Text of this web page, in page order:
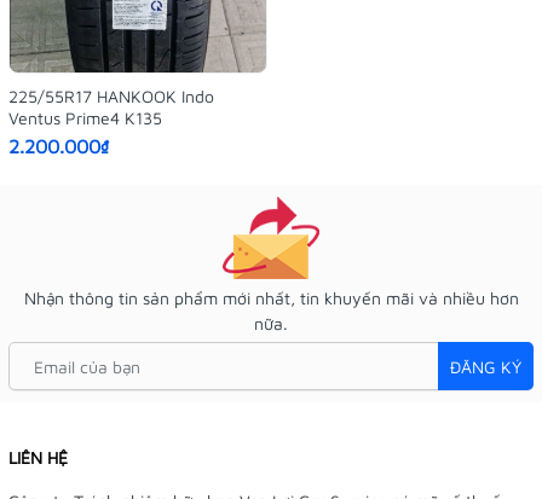
225/55R17 HANKOOK Indo
Ventus Prime4 K135
2.200.000₫
Nhận thông tin sản phẩm mới nhất, tin khuyến mãi và nhiều hơn
nữa.
ĐĂNG KÝ
LIÊN HỆ